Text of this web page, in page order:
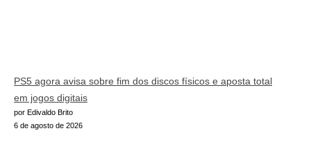
PS5 agora avisa sobre fim dos discos físicos e aposta total
em jogos digitais
por Edivaldo Brito
6 de agosto de 2026